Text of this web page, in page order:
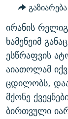
60 ᲓᲔᲪᲘᲑᲔᲚᲘ
ᲒᲐᲜᲙᲘᲗᲮᲕᲘᲡ
ᲓᲘᲚᲘᲡ
ᲛᲝᲚᲐᲞᲐᲠᲐᲙᲔ
ᲨᲘᲜ - ᲣᲪᲮᲝᲔᲗᲨᲘ
ᲤᲔᲜᲝᲕᲐᲜᲘ -
ᲗᲥᲕᲔᲜᲘ
ᲞᲠᲝᲔᲥᲢᲔᲑᲘ
ᲣᲙᲠᲐᲘᲜᲐᲨᲘ
ᲩᲔᲛᲘ
11 ᲬᲔᲚᲘ - 11
ЭХО
ᲒᲐᲛᲝᲘᲬᲔᲠᲔ
გაზიარება
ირანის
ხამენეიმ
ესწრაფვის
აიათოლამ
ცდილობს,
მქონე
ბირთვული